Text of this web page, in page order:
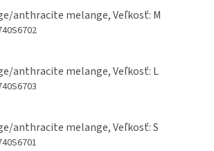
anthracite melange, Veľkosť: M
anthracite melange, Veľkosť: L
anthracite melange, Veľkosť: S